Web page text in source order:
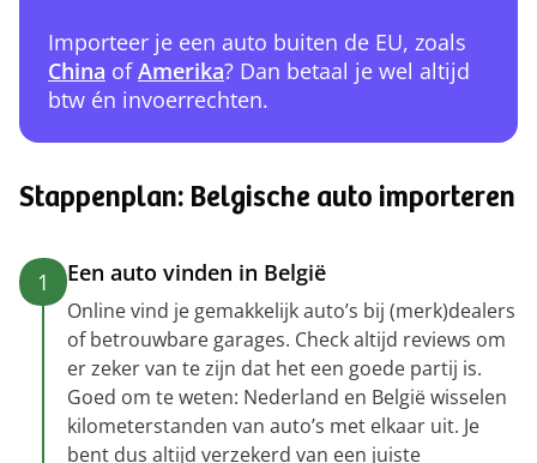
Importeer je een auto buiten de EU, zoals
China ofAmerika? Dan betaal je wel altijd
btw én invoerrechten.
Stappenplan: Belgische auto importeren
1 Een auto vinden in België
Online vind je gemakkelijk auto’s bij (merk)dealers
of betrouwbare garages. Check altijd reviews om
er zeker van te zijn dat het een goede partij is.
Goed om te weten: Nederland en België wisselen
kilometerstanden van auto’s met elkaar uit. Je
bent dus altijd verzekerd van een juiste